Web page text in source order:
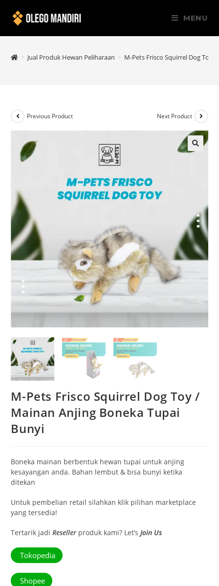
MENU
> Jual Produk Hewan Peliharaan > M-Pets Frisco Squirrel Dog Toy
Previous Product Next Product
🔍
M-Pets Frisco Squirrel Dog Toy /
Mainan Anjing Boneka Tupai
Bunyi
Boneka mainan berbentuk hewan tupai untuk anjing
kesayangan anda. Bahan lembut & bisa bunyi ketika
ditekan
Untuk pembelian retail silahkan klik pilihan marketplace
yang tersedia!
Tertarik jadiReseller produk kami? Let’sJoin Us
Tokopedia
Shopee